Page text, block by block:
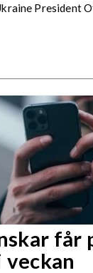
President
får